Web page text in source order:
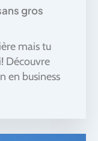
gros
mais tu
Découvre
en business